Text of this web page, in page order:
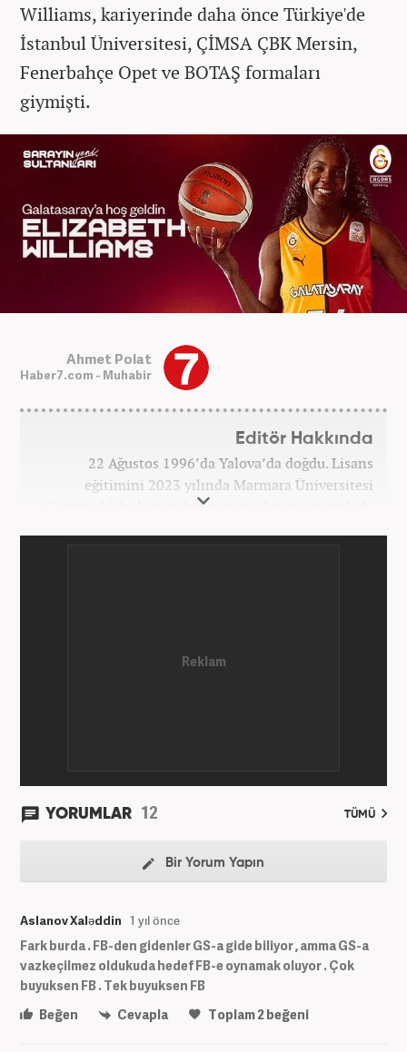
Williams, kariyerinde daha önce Türkiye'de
İstanbul Üniversitesi, ÇİMSA ÇBK Mersin,
Fenerbahçe Opet ve BOTAŞ formaları
giymişti.
Ahmet Polat
Haber7.com - Muhabir
Editör Hakkında
22 Ağustos 1996’da Yalova’da doğdu. Lisans
eğitimini 2023 yılında Marmara Üniversitesi
Gazetecilik bölümünden mezun olarak tamamladı.
YORUMLAR 12 TÜMÜ
Bir Yorum Yapın
Aslanov Xaləddin 1 yıl önce
Fark burda . FB-den gidenler GS-a gide biliyor , amma GS-a
vazkeçilmez oldukuda hedef FB-e oynamak oluyor . Çok
buyuksen FB . Tek buyuksen FB
Beğen
Cevapla Toplam2 beğeni